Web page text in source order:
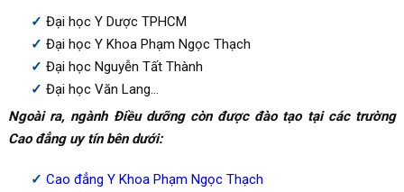
Đại học Y Dược TPHCM
Đại học Y Khoa Phạm Ngọc Thạch
Đại học Nguyễn Tất Thành
Đại học Văn Lang…
Ngoài ra, ngành Điều dưỡng còn được đào tạo tại các trường
Cao đẳng uy tín bên dưới:
Cao đẳng Y Khoa Phạm Ngọc Thạch